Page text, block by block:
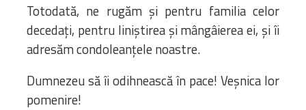
Totodată, ne rugăm și pentru familia celor
decedați, pentru liniștirea și mângâierea ei, și îi
adresăm condoleanțele noastre.
Dumnezeu să îi odihnească în pace! Veșnica lor
pomenire!